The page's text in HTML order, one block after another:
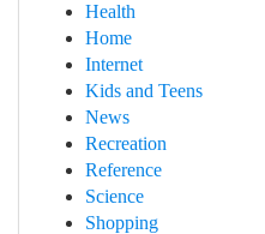
Health
Home
Internet
Kids and Teens
News
Recreation
Reference
Science
Shopping